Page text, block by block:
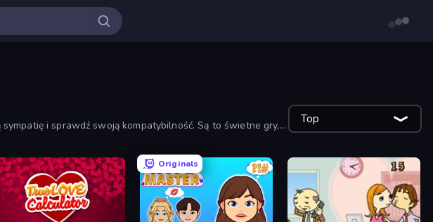
i sprawdź swoją kompatybilność. Są to świetne gry,
Top
Originals